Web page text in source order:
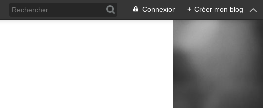
Connexion + Créer mon blog